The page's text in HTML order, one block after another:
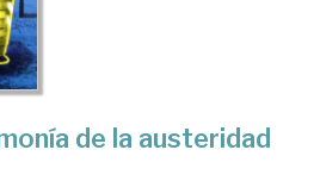
de la austeridad